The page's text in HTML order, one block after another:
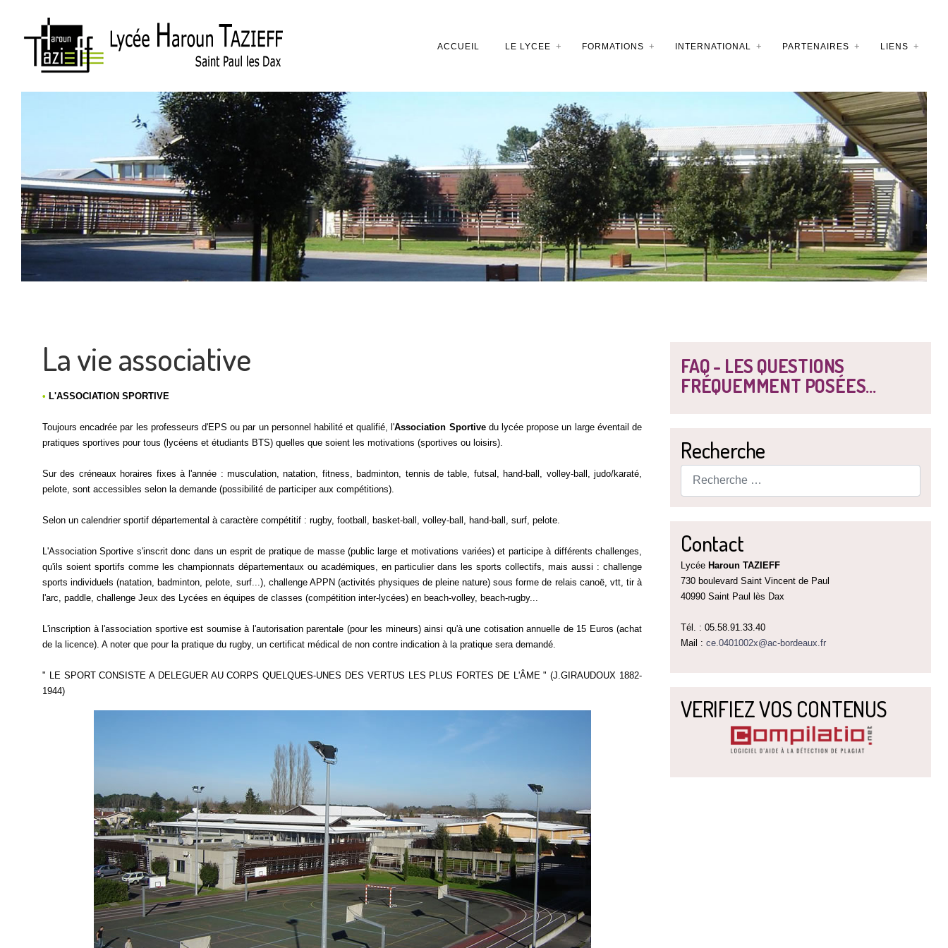
ACCUEIL LE LYCEE FORMATIONS INTERNATIONAL PARTENAIRES LIENS
FAQ - LES QUESTIONS
FRÉQUEMMENT POSÉES...
Recherche
Contact
Lycée Haroun TAZIEFF
730 boulevard Saint Vincent de Paul
40990 Saint Paul lès Dax
Tél. : 05.58.91.33.40
Mail : ce.0401002x@ac-bordeaux.fr
VERIFIEZ VOS CONTENUS
La vie associative
• L'ASSOCIATION SPORTIVE
Toujours encadrée par les professeurs d'EPS ou par un personnel habilité et qualifié, l'Association Sportivedu lycée propose un large éventail de
pratiques sportives pour tous (lycéens et étudiants BTS) quelles que soient les motivations (sportives ou loisirs).
Sur des créneaux horaires fixes à l'année : musculation, natation, fitness, badminton, tennis de table, futsal, hand-ball, volley-ball, judo/karaté,
pelote, sont accessibles selon la demande (possibilité de participer aux compétitions).
Selon un calendrier sportif départemental à caractère compétitif : rugby, football, basket-ball, volley-ball, hand-ball, surf, pelote.
L'Association Sportive s'inscrit donc dans un esprit de pratique de masse (public large et motivations variées) et participe à différents challenges,
qu'ils soient sportifs comme les championnats départementaux ou académiques, en particulier dans les sports collectifs, mais aussi : challenge
sports individuels (natation, badminton, pelote, surf...), challenge APPN (activités physiques de pleine nature) sous forme de relais canoë, vtt, tir à
l'arc, paddle, challenge Jeux des Lycées en équipes de classes (compétition inter-lycées) en beach-volley, beach-rugby...
L'inscription à l'association sportive est soumise à l'autorisation parentale (pour les mineurs) ainsi qu'à une cotisation annuelle de 15 Euros (achat
de la licence). A noter que pour la pratique du rugby, un certificat médical de non contre indication à la pratique sera demandé.
" LE SPORT CONSISTE A DELEGUER AU CORPS QUELQUES-UNES DES VERTUS LES PLUS FORTES DE L'ÂME " (J.GIRAUDOUX 1882-
1944)